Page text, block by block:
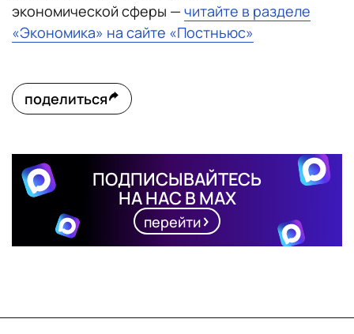
экономической сферы — читайте в разделе
«Экономика» на сайте «Постньюс»
поделиться
ПОДПИСЫВАЙТЕСЬ
НА НАС В MAX
перейти